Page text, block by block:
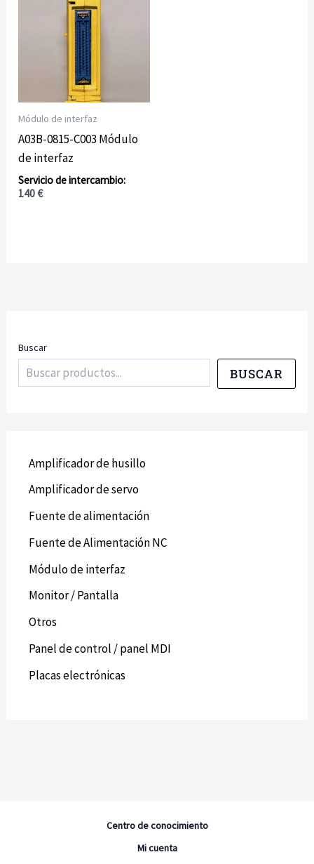
Buscar
BUSCAR
Amplificador de husillo
Amplificador de servo
Fuente de alimentación
Fuente de Alimentación NC
Módulo de interfaz
Monitor / Pantalla
Otros
Panel de control / panel MDI
Placas electrónicas
Módulo de interfaz
A03B-0815-C003 Módulo
de interfaz
140€
Centro de conocimiento
Mi cuenta